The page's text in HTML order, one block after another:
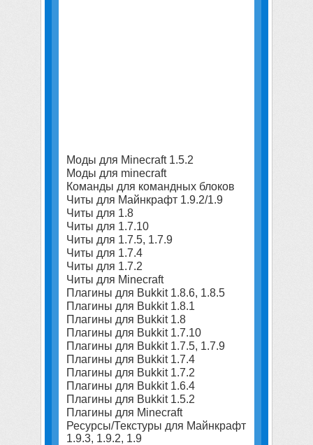
Моды для Minecraft 1.5.2
Моды для minecraft
Команды для командных блоков
Читы для Майнкрафт 1.9.2/1.9
Читы для 1.8
Читы для 1.7.10
Читы для 1.7.5, 1.7.9
Читы для 1.7.4
Читы для 1.7.2
Читы для Minecraft
Плагины для Bukkit 1.8.6, 1.8.5
Плагины для Bukkit 1.8.1
Плагины для Bukkit 1.8
Плагины для Bukkit 1.7.10
Плагины для Bukkit 1.7.5, 1.7.9
Плагины для Bukkit 1.7.4
Плагины для Bukkit 1.7.2
Плагины для Bukkit 1.6.4
Плагины для Bukkit 1.5.2
Плагины для Minecraft
Ресурсы/Текстуры для Майнкрафт
1.9.3, 1.9.2, 1.9